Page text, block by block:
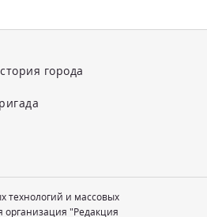
города
технологий и массовых
"Редакция